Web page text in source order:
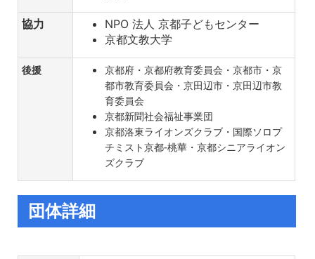
協力
NPO 法人 京都子どもセンター
京都文教大学
後援
京都府・京都府教育委員会・京都市・京
都市教育委員会・京田辺市・京田辺市教
育委員会
京都新聞社会福祉事業団
京都洛東ライオンズクラブ・国際ソロプ
チミスト京都‐桃華・京都シニアライオン
ズクラブ
団体詳細